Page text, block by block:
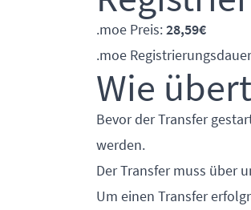
.moe Preis:28,59€
.moe
Wie
Bevor der Transfer
werden.
Der Transfer muss über
Um einen Transfer